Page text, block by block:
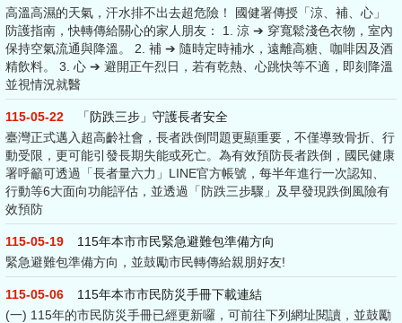
高溫高濕的天氣，汗水排不出去超危險！ 國健署傳授「涼、補、心」
防護指南，快轉傳給關心的家人朋友： 1. 涼 ➔ 穿寬鬆淺色衣物，室內
保持空氣流通與降溫。 2. 補 ➔ 隨時定時補水，遠離高糖、咖啡因及酒
精飲料。 3. 心 ➔ 避開正午烈日，若有乾熱、心跳快等不適，即刻降溫
並視情況就醫
115-05-22
「防跌三步」守護長者安全
臺灣正式邁入超高齡社會，長者跌倒問題更顯重要，不僅導致骨折、行
動受限，更可能引發長期失能或死亡。為有效預防長者跌倒，國民健康
署呼籲可透過「長者量六力」LINE官方帳號，每半年進行一次認知、
行動等6大面向功能評估，並透過「防跌三步驟」及早發現跌倒風險有
效預防
115-05-19
115年本市市民緊急避難包準備方向
緊急避難包準備方向，並鼓勵市民轉傳給親朋好友!
115-05-06
115年本市市民防災手冊下載連結
(一) 115年的市民防災手冊已經更新囉，可前往下列網址閱讀，並鼓勵